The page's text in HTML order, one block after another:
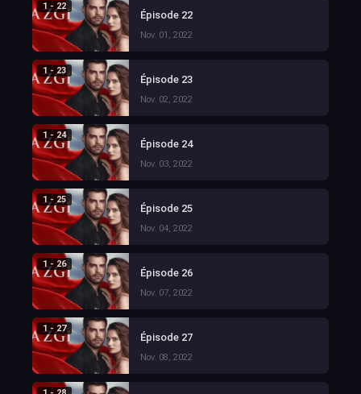
1 - 22
Épisode 22
Nov. 01, 2022
1 - 23
Épisode 23
Nov. 02, 2022
1 - 24
Épisode 24
Nov. 03, 2022
1 - 25
Épisode 25
Nov. 04, 2022
1 - 26
Épisode 26
Nov. 07, 2022
1 - 27
Épisode 27
Nov. 08, 2022